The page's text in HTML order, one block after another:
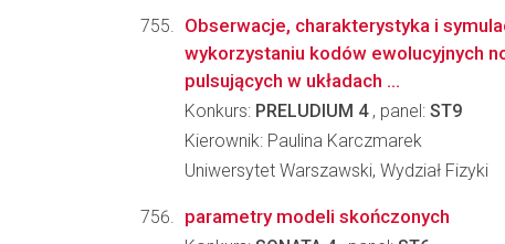
Obserwacje, charakterystyka i
wykorzystaniu kodów ewolucyjnych
pulsujących w układach ...
Konkurs: PRELUDIUM 4, panel: ST9
Kierownik: Paulina Karczmarek
Uniwersytet Warszawski, Wydział Fizyki
parametry modeli skończonych